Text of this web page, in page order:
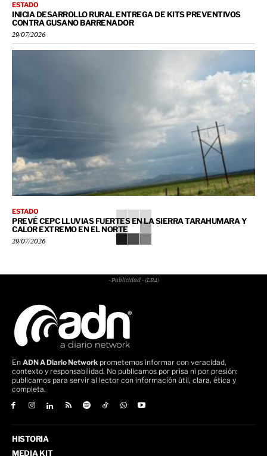
ESTADO
INICIA DESARROLLO RURAL ENTREGA DE KITS PREVENTIVOS
CONTRA GUSANO BARRENADOR
29/07/2026
ESTADO
PREVÉ CEPC LLUVIAS FUERTES EN LA SIERRA TARAHUMARA Y
CALOR EXTREMO EN EL NORTE
29/07/2026
- Publicidad - (LB4)
En ADN A Diario Network prometemos informar con veracidad,
contexto y responsabilidad. No publicamos por prisa ni por presión:
publicamos para servir al lector con información útil, clara, ética y
completa.
HISTORIA
MEDIA KIT